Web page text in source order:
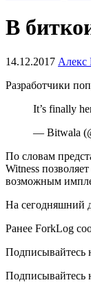
В
14.12.2017 Алекс
Разработчики
It’s finally
— Bitwala
По словам
Witness
возможным
На сегодняшний
Ранее ForkLog
Подписывайтесь
Подписывайтесь